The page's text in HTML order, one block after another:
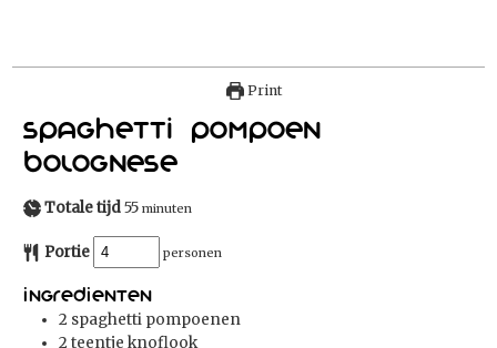
Print
Spaghetti Pompoen
Bolognese
Totale tijd55 minuten
Portie personen
Ingredienten
2 spaghetti pompoenen
2 teentje knoflook